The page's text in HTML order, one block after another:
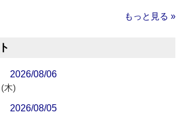
もっと見る »
2026/08/06
木)
2026/08/05